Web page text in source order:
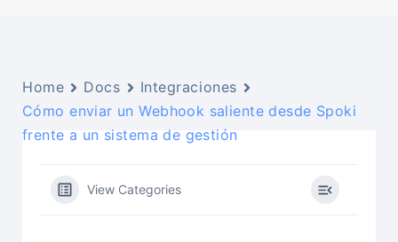
Home Docs
Integraciones
Cómo enviar un Webhook saliente desde Spoki
frente a un sistema de gestión
View Categories